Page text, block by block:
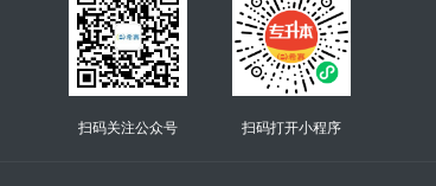
扫码关注公众号
扫码打开小程序